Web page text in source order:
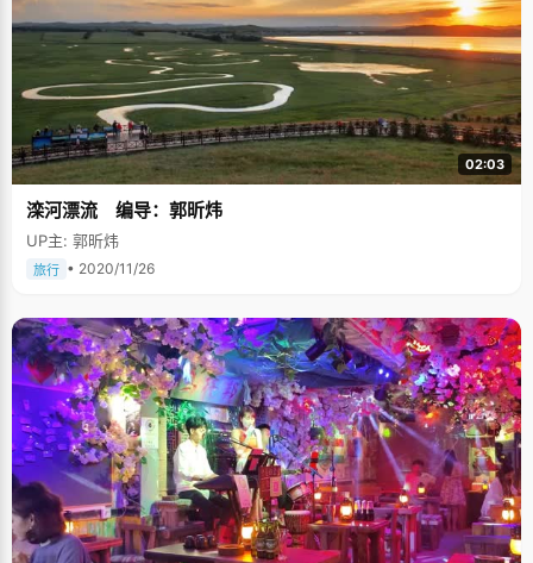
02:03
滦河漂流 编导：郭昕炜
UP主: 郭昕炜
旅行 • 2020/11/26